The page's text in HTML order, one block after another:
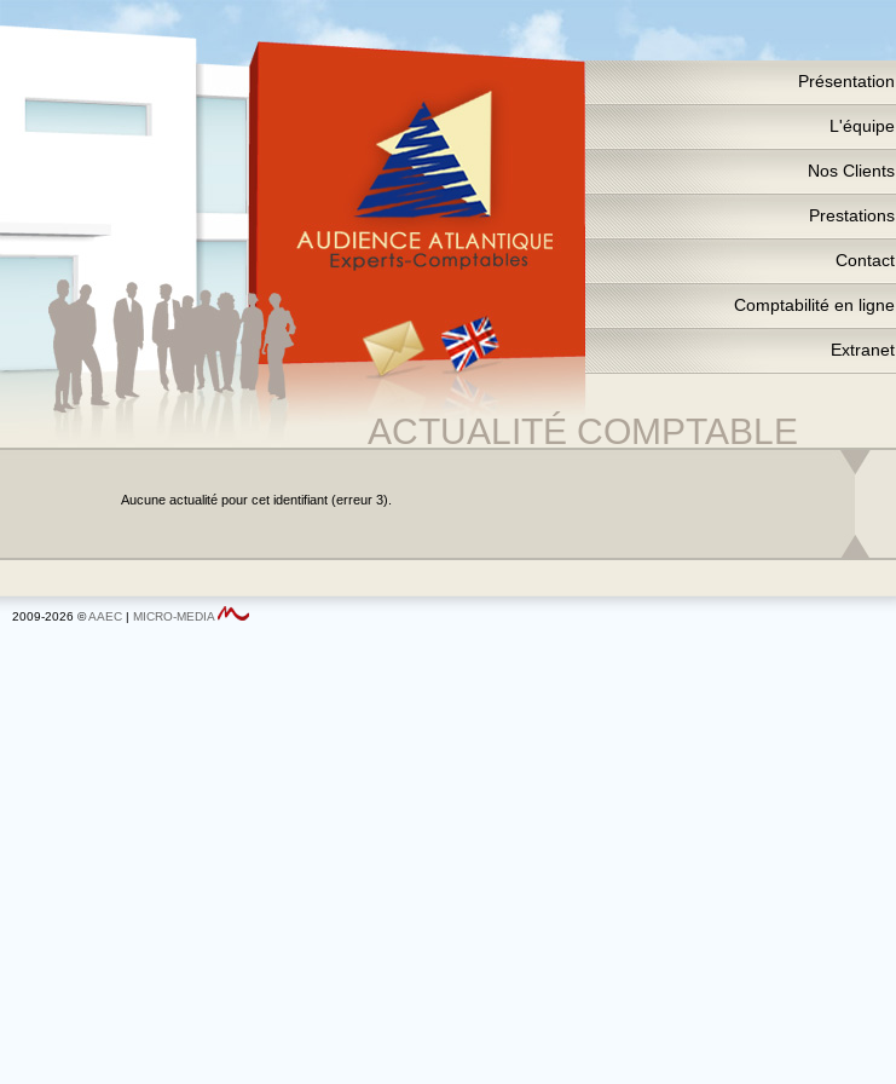
Présentation
L'équipe
Nos Clients
Prestations
Contact
Comptabilité en ligne
Extranet
ACTUALITÉ COMPTABLE
Aucune actualité pour cet identifiant (erreur 3).
2009-2026 ©AAEC | MICRO-MEDIA